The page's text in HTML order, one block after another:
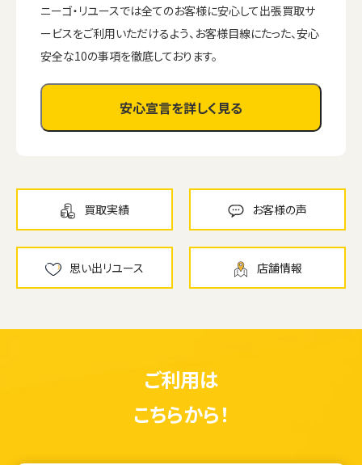
かんたん査定見積
ニーゴ・リユースでは全てのお客様に安心して出張買取サ
ービスをご利用いただけるよう、お客様目線にたった、安心
安全な10の事項を徹底しております。
安心宣言を詳しく見る
買取実績 お客様の声
思い出リユース 店舗情報
ご利用は
こちらから！